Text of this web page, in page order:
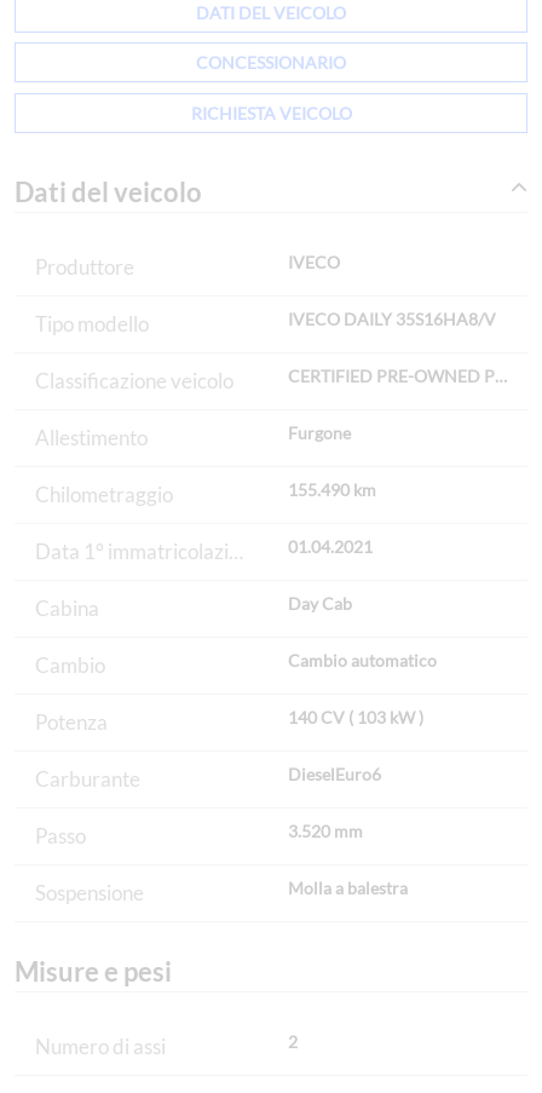
DATI DEL VEICOLO
CONCESSIONARIO
RICHIESTA VEICOLO
Dati del veicolo
Produttore IVECO
Tipo modello IVECO DAILY 35S16HA8/V
Classificazione veicolo CERTIFIED PRE-OWNED
Allestimento Furgone
Chilometraggio 155.490 km
Data 1° immatricolazione 01.04.2021
Cabina Day Cab
Cambio Cambio automatico
Potenza 140 CV ( 103 kW )
Carburante DieselEuro6
Passo 3.520 mm
Sospensione Molla a balestra
Misure e pesi
Numero di assi 2